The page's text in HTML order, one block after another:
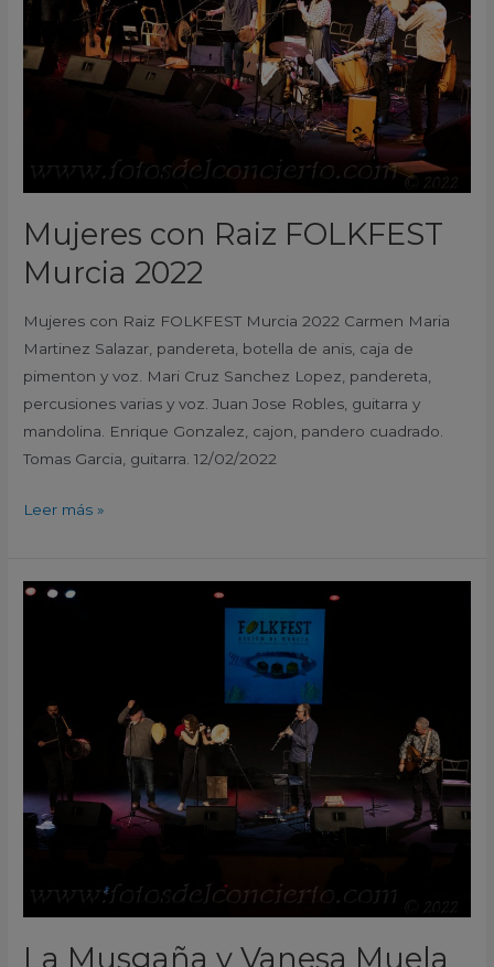
Mujeres con Raiz FOLKFEST
Murcia 2022
Mujeres con Raiz FOLKFEST Murcia 2022 Carmen Maria
Martinez Salazar, pandereta, botella de anis, caja de
pimenton y voz. Mari Cruz Sanchez Lopez, pandereta,
percusiones varias y voz. Juan Jose Robles, guitarra y
mandolina. Enrique Gonzalez, cajon, pandero cuadrado.
Tomas Garcia, guitarra. 12/02/2022
2022
Leer más »
La Musgaña y Vanesa Muela
La
Muela
FOLKFEST
Murcia